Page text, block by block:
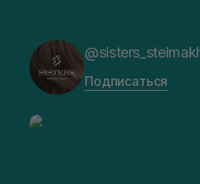
Подписаться